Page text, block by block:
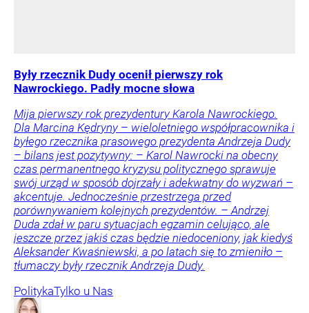
Były rzecznik Dudy ocenił pierwszy rok
Nawrockiego. Padły mocne słowa
Mija pierwszy rok prezydentury Karola Nawrockiego.
Dla Marcina Kędryny – wieloletniego współpracownika i
byłego rzecznika prasowego prezydenta Andrzeja Dudy
– bilans jest pozytywny: – Karol Nawrocki na obecny
czas permanentnego kryzysu politycznego sprawuje
swój urząd w sposób dojrzały i adekwatny do wyzwań –
akcentuje. Jednocześnie przestrzega przed
porównywaniem kolejnych prezydentów. – Andrzej
Duda zdał w paru sytuacjach egzamin celująco, ale
jeszcze przez jakiś czas będzie niedoceniony, jak kiedyś
Aleksander Kwaśniewski, a po latach się to zmieniło –
tłumaczy były rzecznik Andrzeja Dudy.
PolitykaTylko u Nas